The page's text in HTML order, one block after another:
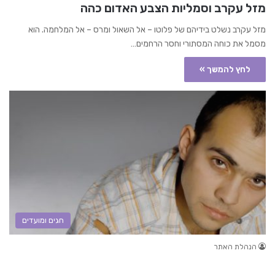
מזל עקרב וסמליות הצבע האדום כהה
מזל עקרב נשלט בידיהם של פלוטו – אל השאול ומרס – אל המלחמה. הוא
מסמל את כוחה המסתורי וחסר הרחמים…
לחץ להמשך »
חגים ומועדים
הנהלת האתר